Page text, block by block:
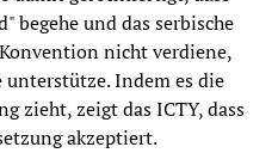
begehe und das serbische
nicht verdiene,
Indem es die
zieht, zeigt das ICTY, dass
akzeptiert.